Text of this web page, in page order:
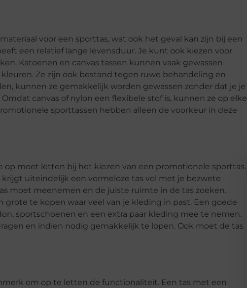
voor een sporttas, wat ook het geval kan zijn bij een
een relatief lange levensduur. Je kunt ook kiezen voor
Katoenen en canvas tassen kunnen vaak gewassen
Ze zijn ook bestand tegen ruwe behandeling en
kunnen ze gemakkelijk worden gewassen zonder dat je je
canvas of nylon een flexibele stof is, kunnen ze op elke
sporttassen hebben alleen de voorkeur in deze
moet letten bij het kiezen van een promotionele sporttas.
uiteindelijk een vormeloze tas vol met je bezwete
moet meenemen en de juiste ruimte in de tas zoeken.
grote te kopen waar veel van je kleding in past. Een goede
sportschoenen en een extra paar kleding mee te nemen.
en indien nodig gemakkelijk te lopen. Ook moet de tas
om op te letten de functionaliteit. Een tas met een